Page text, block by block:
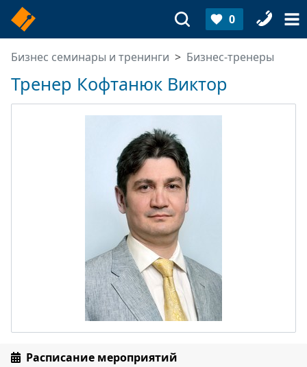
0
Бизнес семинары и тренинги Бизнес-тренеры
Тренер Кофтанюк Виктор
Расписание мероприятий